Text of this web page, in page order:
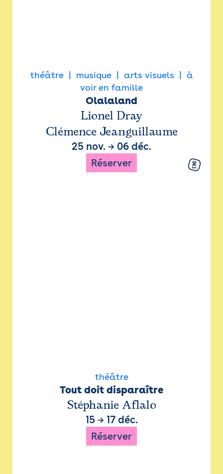
théâtre musique arts visuels
à
voir en famille
Olalaland
Lionel Dray
Clémence Jeanguillaume
25 nov. → 06 déc.
Réserver
théâtre
Tout doit disparaître
Stéphanie Aflalo
15 → 17 déc.
Réserver